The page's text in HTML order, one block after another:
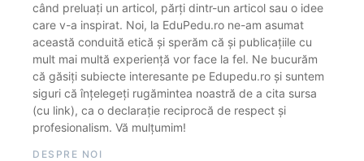
când preluați un articol, părți dintr-un articol sau o idee
care v-a inspirat. Noi, la EduPedu.ro ne-am asumat
această conduită etică și sperăm că și publicațiile cu
mult mai multă experiență vor face la fel. Ne bucurăm
că găsiți subiecte interesante pe Edupedu.ro și suntem
siguri că înțelegeți rugămintea noastră de a cita sursa
(cu link), ca o declarație reciprocă de respect și
profesionalism. Vă mulțumim!
DESPRE NOI